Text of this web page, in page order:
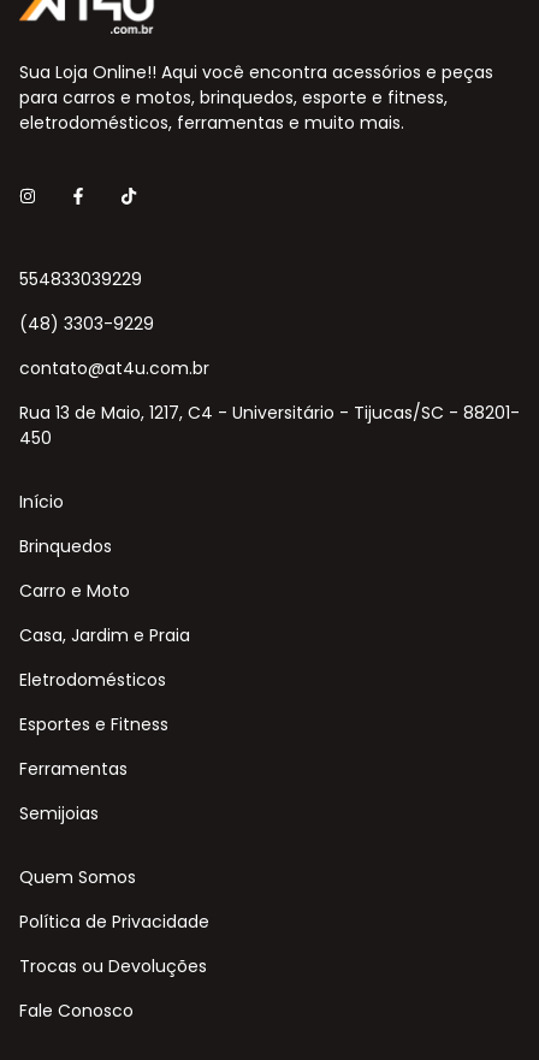
Sua Loja Online!! Aqui você encontra acessórios e peças
para carros e motos, brinquedos, esporte e fitness,
eletrodomésticos, ferramentas e muito mais.
554833039229
(48) 3303-9229
contato@at4u.com.br
Rua 13 de Maio, 1217, C4 - Universitário - Tijucas/SC - 88201-
450
Início
Brinquedos
Carro e Moto
Casa, Jardim e Praia
Eletrodomésticos
Esportes e Fitness
Ferramentas
Semijoias
Quem Somos
Política de Privacidade
Trocas ou Devoluções
Fale Conosco